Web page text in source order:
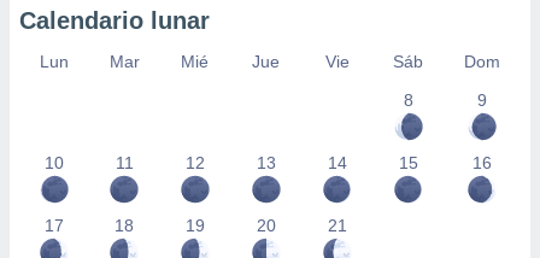
Calendario lunar
Lun Mar Mié Jue Vie Sáb
Dom
8
9
10 11 12 13 14 15 16
17 18 19 20 21